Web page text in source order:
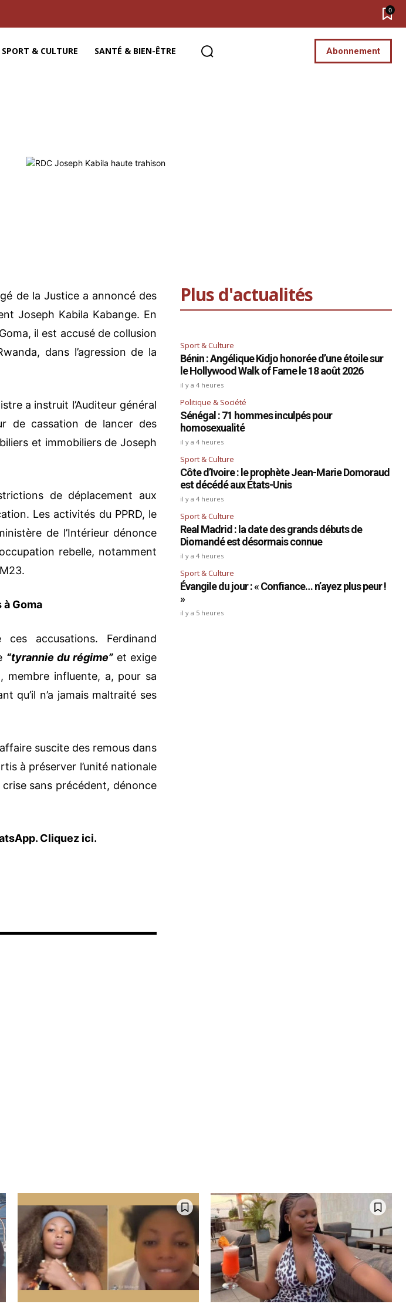
0
SPORT & CULTURE SANTÉ & BIEN-ÊTRE Abonnement
de la Justice a annoncé des
Joseph Kabila Kabange. En
il est accusé de collusion
dans l’agression de la
a instruit l’Auditeur général
de cassation de lancer des
et immobiliers de Joseph
de déplacement aux
Les activités du PPRD, le
de l’Intérieur dénonce
rebelle, notamment
à Goma
accusations. Ferdinand
“tyrannie du régime” et exige
membre influente, a, pour sa
qu’il n’a jamais maltraité ses
suscite des remous dans
à préserver l’unité nationale
sans précédent, dénonce
Cliquez ici.
Plus d'actualités
Sport & Culture
Bénin : Angélique Kidjo honorée d’une étoile sur
le Hollywood Walk of Fame le 18 août 2026
il y a 4 heures
Politique & Société
Sénégal : 71 hommes inculpés pour
homosexualité
il y a 4 heures
Sport & Culture
Côte d’Ivoire : le prophète Jean-Marie Domoraud
est décédé aux États-Unis
il y a 4 heures
Sport & Culture
Real Madrid : la date des grands débuts de
Diomandé est désormais connue
il y a 4 heures
Sport & Culture
Évangile du jour : « Confiance… n’ayez plus peur !
»
il y a 5 heures